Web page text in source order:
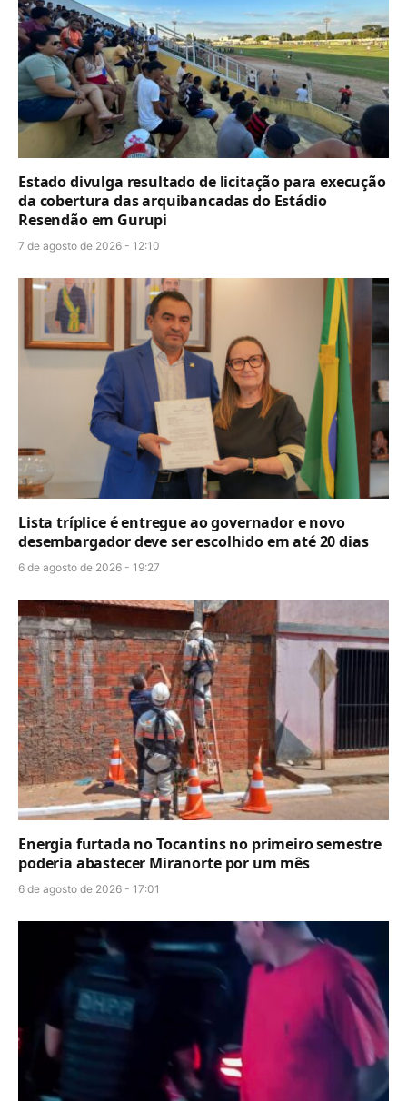
Estado divulga resultado de licitação para execução
da cobertura das arquibancadas do Estádio
Resendão em Gurupi
7 de agosto de 2026 - 12:10
Lista tríplice é entregue ao governador e novo
desembargador deve ser escolhido em até 20 dias
6 de agosto de 2026 - 19:27
Energia furtada no Tocantins no primeiro semestre
poderia abastecer Miranorte por um mês
6 de agosto de 2026 - 17:01